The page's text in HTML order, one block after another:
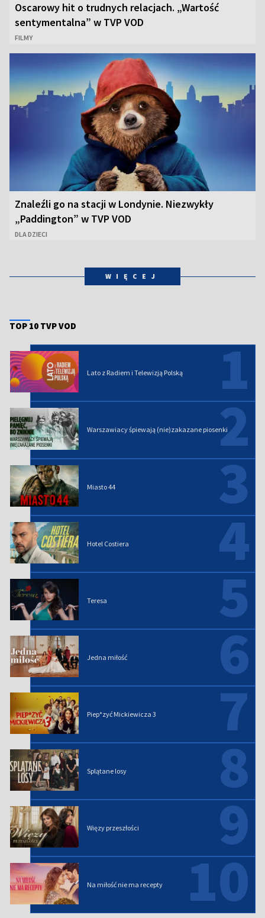
Oscarowy hit o trudnych relacjach. „Wartość
sentymentalna” w TVP VOD
FILMY
Znaleźli go na stacji w Londynie. Niezwykły
„Paddington” w TVP VOD
DLA DZIECI
WIĘCEJ
TOP 10 TVP VOD
Lato z Radiem i Telewizją Polską 1
Warszawiacy śpiewają (nie)zakazane piosenki2
Miasto 44 3
Hotel Costiera 4
Teresa 5
Jedna miłość 6
Piep*zyć Mickiewicza 3 7
Splątane losy 8
Więzy przeszłości 9
Na miłość nie ma recepty 10